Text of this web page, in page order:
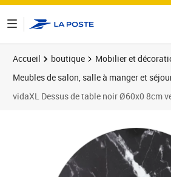
Accueil boutique
Mobilier et
Meubles de salon, salle à manger et
vidaXL Dessus de table noir Ø60x0 8cm